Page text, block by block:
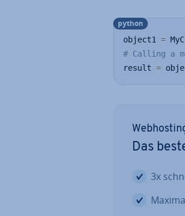
object1 =
# Calling a
result =
python
Das
3x